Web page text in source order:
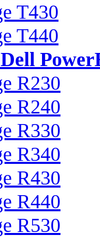
T430
T440
R230
R240
R330
R340
R430
R440
R530